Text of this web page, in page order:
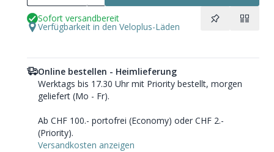
Sofort versandbereit
Verfügbarkeit in den Veloplus-Läden
Online bestellen - Heimlieferung
Werktags bis 17.30 Uhr mit Priority bestellt, morgen
geliefert (Mo - Fr).
Ab CHF 100.- portofrei (Economy) oder CHF 2.-
(Priority).
Versandkosten anzeigen